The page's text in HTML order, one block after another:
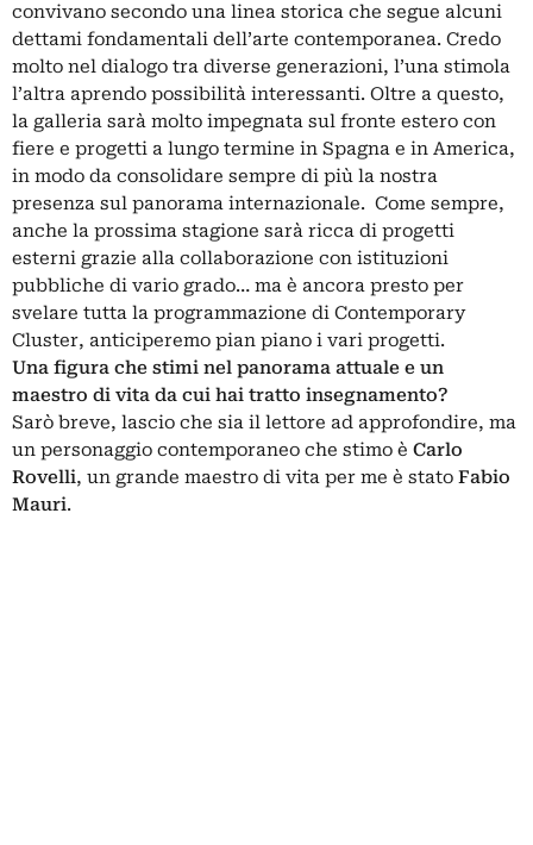
convivano secondo una linea storica che segue alcuni
dettami fondamentali dell’arte contemporanea. Credo
molto nel dialogo tra diverse generazioni, l’una stimola
l’altra aprendo possibilità interessanti. Oltre a questo,
la galleria sarà molto impegnata sul fronte estero con
fiere e progetti a lungo termine in Spagna e in America,
in modo da consolidare sempre di più la nostra
presenza sul panorama internazionale. Come sempre,
anche la prossima stagione sarà ricca di progetti
esterni grazie alla collaborazione con istituzioni
pubbliche di vario grado… ma è ancora presto per
svelare tutta la programmazione di Contemporary
Cluster, anticiperemo pian piano i vari progetti.
Una figura che stimi nel panorama attuale e un
maestro di vita da cui hai tratto insegnamento?
Sarò breve, lascio che sia il lettore ad approfondire, ma
un personaggio contemporaneo che stimo è Carlo
Rovelli, un grande maestro di vita per me è stato Fabio
Mauri.